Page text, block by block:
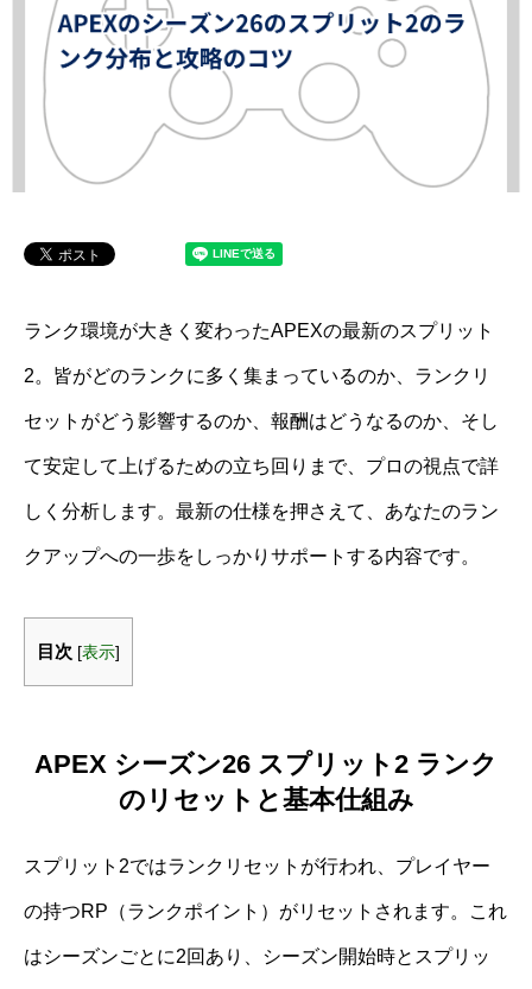
ランク環境が大きく変わったAPEXの最新のスプリット
2。皆がどのランクに多く集まっているのか、ランクリ
セットがどう影響するのか、報酬はどうなるのか、そし
て安定して上げるための立ち回りまで、プロの視点で詳
しく分析します。最新の仕様を押さえて、あなたのラン
クアップへの一歩をしっかりサポートする内容です。
目次 [表示]
APEX シーズン26 スプリット2 ランク
のリセットと基本仕組み
スプリット2ではランクリセットが行われ、プレイヤー
の持つRP（ランクポイント）がリセットされます。これ
はシーズンごとに2回あり、シーズン開始時とスプリッ